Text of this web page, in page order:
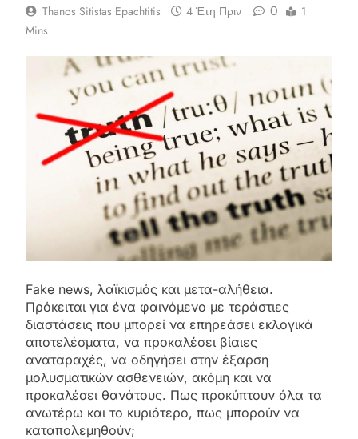
Thanos Sitistas Epachtitis 4 Έτη Πριν 0
1
Mins
Fake news, λαϊκισμός και μετα-αλήθεια.
Πρόκειται για ένα φαινόμενο με τεράστιες
διαστάσεις που μπορεί να επηρεάσει εκλογικά
αποτελέσματα, να προκαλέσει βίαιες
αναταραχές, να οδηγήσει στην έξαρση
μολυσματικών ασθενειών, ακόμη και να
προκαλέσει θανάτους. Πως προκύπτουν όλα τα
ανωτέρω και το κυριότερο, πως μπορούν να
καταπολεμηθούν;